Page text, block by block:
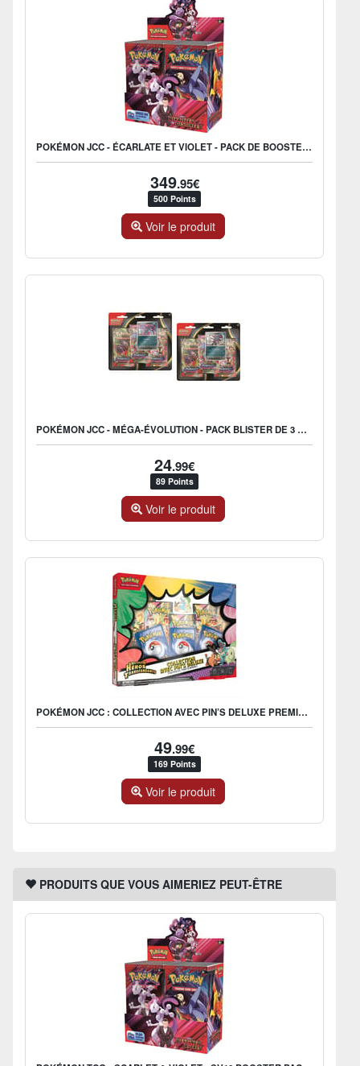
POKÉMON JCC - ÉCARLATE ET VIOLET - PACK DE BOOSTER EV10 RIVALITÉS DESTINÉES (DISPLAY X36) - FR
349.95€
500 Points
Voir le produit
POKÉMON JCC - MÉGA-ÉVOLUTION - PACK BLISTER DE 3 BOOSTERS ME02 FLAMMES FANTASMAGORIQUES FARFURET OU DIMORET (1 BLISTER ALÉATOIRE) - FR
24.99€
89 Points
Voir le produit
POKÉMON JCC : COLLECTION AVEC PIN’S DELUXE PREMIERS PARTENAIRES - ME2.5 HÉROS TRANSCENDANTS - FR
49.99€
169 Points
Voir le produit
PRODUITS QUE VOUS AIMERIEZ PEUT-ÊTRE